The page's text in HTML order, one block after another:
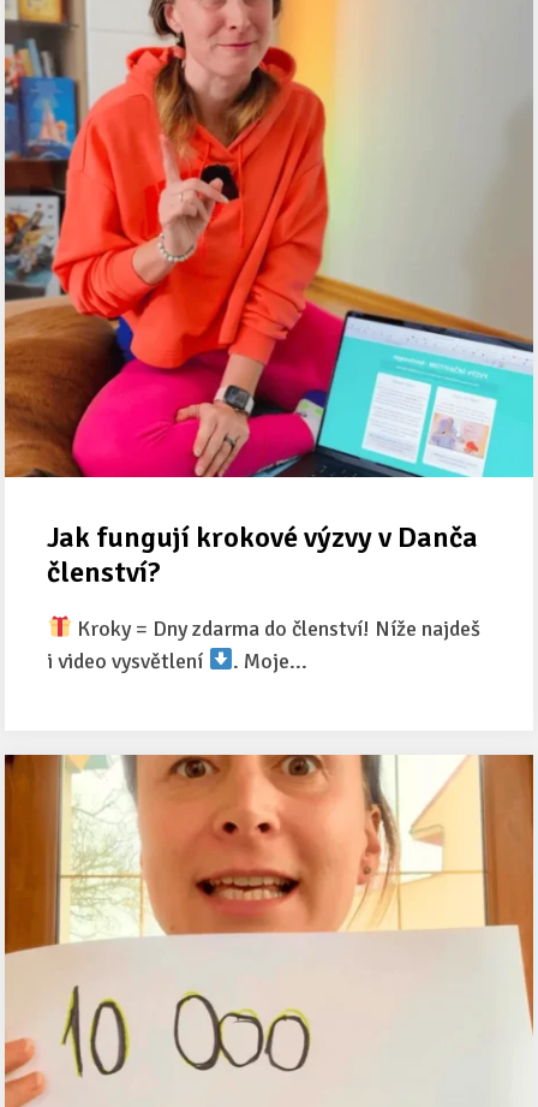
Jak fungují krokové výzvy v Danča
členství?
Kroky = Dny zdarma do členství! Níže najdeš
i video vysvětlení
. Moje...